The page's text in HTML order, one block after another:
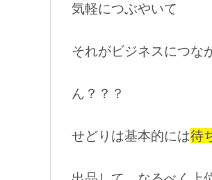
気軽につぶやいて
それがビジネスにつな
ん？？？
せどりは基本的には待